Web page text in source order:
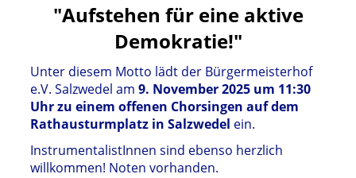
"Aufstehen für eine aktive
Demokratie!"
Unter diesem Motto lädt der Bürgermeisterhof
e.V. Salzwedel am 9. November 2025 um 11:30
Uhr zu einem offenen Chorsingen auf dem
Rathausturmplatz in Salzwedel ein.
InstrumentalistInnen sind ebenso herzlich
willkommen! Noten vorhanden.